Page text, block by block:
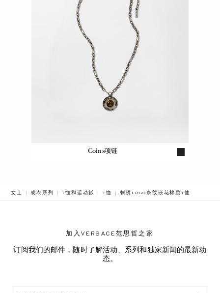
Coins项链
女士 成衣系列 T恤和运动衫 T恤 刺绣LOGO条纹嵌花棉质T恤
加入VERSACE范思哲之家
订阅我们的邮件，随时了解活动、系列和独家新闻的最新动
态。